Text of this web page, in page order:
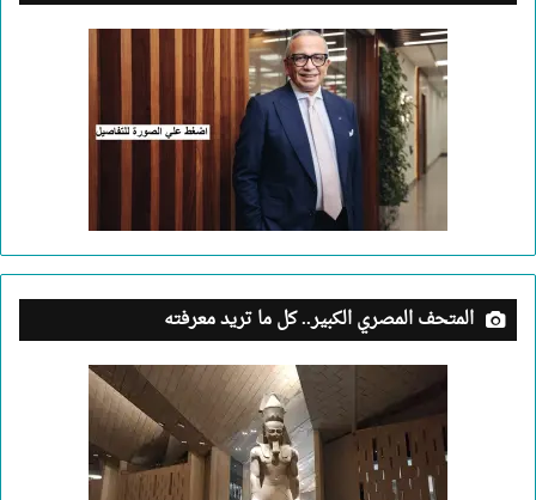
المتحف المصري الكبير.. كل ما تريد معرفته